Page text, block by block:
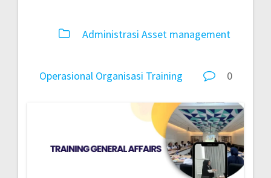
Administrasi Asset management
Operasional Organisasi Training 0